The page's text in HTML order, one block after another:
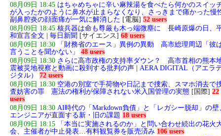
08月09日 18:45 はちゃめちゃに辛い麻辣湯を食べたら何かのスイッ
が入ったかのように鼻水が止まらなくなり、さっきまで痛かった慢
副鼻腔炎の顔面痛が一気に解消した [電脳] 52 users
08月09日 18:45 核兵器は命も尊厳も木っ端微塵に 長崎原爆の日、
和宣言全文 | 毎日新聞 [サイエンス] 68 users
08月09日 18:30
「財務省のエース」異例の異動 高市総理周辺「彼
言うことを聞かない」
48 users
08月09日 18:30 さらに高市政権の支持率ダウン？ 高市首相の熊本
震被災地視察と動画に殺到する批判の声 | AERA DIGITAL（アエラ
ジタル）
72 users
08月09日 18:30 空港の別室で手荷物や日記まで捜索、スマホ消去で
査妨害の罪 憲法の権利が保障されない米入国管理の実態 [国際] 22
users
08月09日 18:30 AI時代の「Markdown負債」と「レガシー脱却」の壁
エンジニアが直面する新・旧の課題 18 users
08月09日 18:15
「本当に実施されるのか」と問い合わせ続出の花火
会、主催者が中止発表…有料観覧券を販売済み 106 users